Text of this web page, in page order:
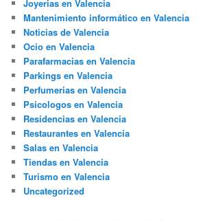
Joyerias en Valencia
Mantenimiento informático en Valencia
Noticias de Valencia
Ocio en Valencia
Parafarmacias en Valencia
Parkings en Valencia
Perfumerias en Valencia
Psicologos en Valencia
Residencias en Valencia
Restaurantes en Valencia
Salas en Valencia
Tiendas en Valencia
Turismo en Valencia
Uncategorized